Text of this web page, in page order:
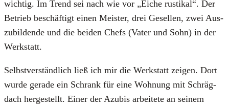
wich­tig. Im Trend sei nach wie vor „Eiche rus­ti­kal“. Der
Betrieb beschäf­tigt einen Meis­ter, drei Gesel­len, zwei Aus­
zu­bil­den­de und die bei­den Chefs (Vater und Sohn) in der
Werk­statt.
Selbst­ver­ständ­lich ließ ich mir die Werk­statt zei­gen. Dort
wur­de gera­de ein Schrank für eine Woh­nung mit Schräg­
dach her­ge­stellt. Einer der Azu­bis arbei­te­te an sei­nem